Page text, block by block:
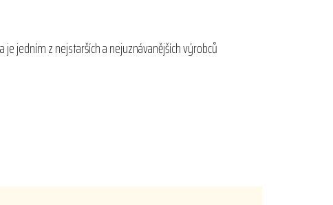
jedním z nejstarších a nejuznávanějších výrobců